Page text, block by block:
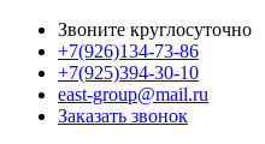
Звоните круглосуточно
+7(926)134-73-86
+7(925)394-30-10
east-group@mail.ru
Заказать звонок